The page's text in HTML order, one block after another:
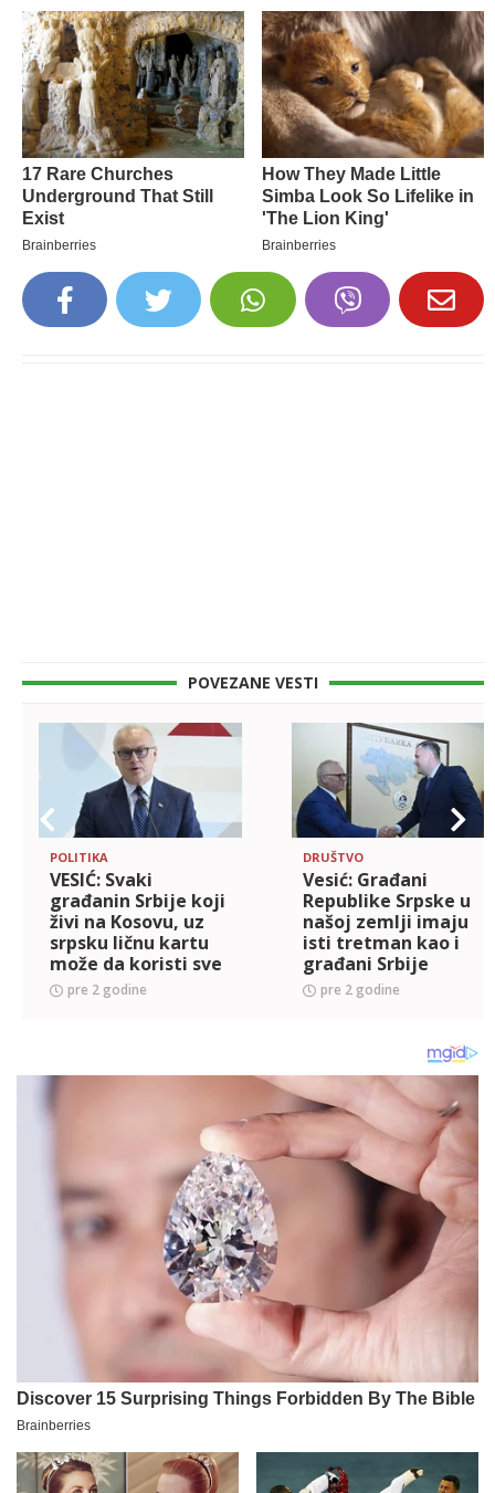
POVEZANE VESTI
POLITIKA
VESIĆ: Svaki
građanin Srbije koji
živi na Kosovu, uz
srpsku ličnu kartu
može da koristi sve
prednosti
jedinstvenog
pre 2 godine
DRUŠTVO
Vesić: Građani
Republike Srpske u
našoj zemlji imaju
isti tretman kao i
građani Srbije
pre 2 godine